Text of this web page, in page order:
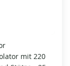
mit 220